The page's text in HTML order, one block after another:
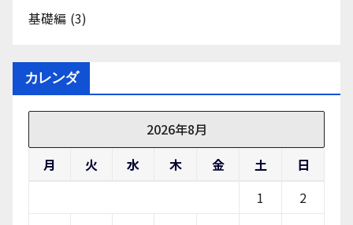
基礎編 (3)
カレンダ
2026年8月
月
火 水 木 金 土
日
1
2